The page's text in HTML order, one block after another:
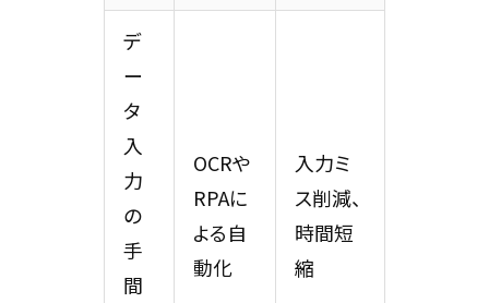
デ
ー
タ
入
力
の
手
間
OCRや
RPAに
よる自
動化
入力ミ
ス削減、
時間短
縮